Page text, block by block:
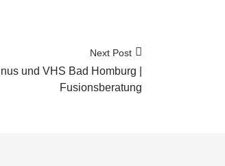
Next Post
und VHS Bad Homburg |
Fusionsberatung